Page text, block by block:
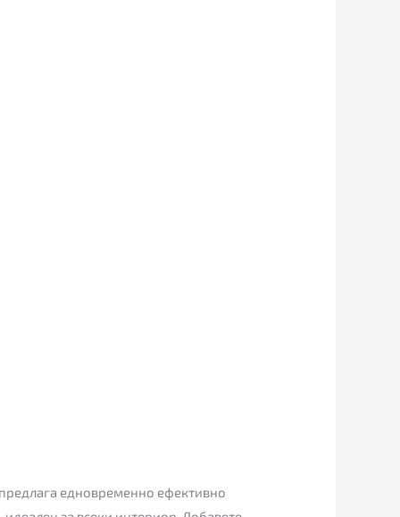
едновременно ефективно